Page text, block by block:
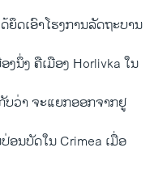
ດ​ເອົາ​ໂຮງການ​ລັດຖະບານ
ນຶ່ງ ຄື​ເມືອງ Horlivka ​ໃນ​
ບວ່າ ຈະ​ແຍກ​ອອກ​ຈາກຢູ​
ອນ​ບັດໃນ Crimea ​ເມື່ອ​